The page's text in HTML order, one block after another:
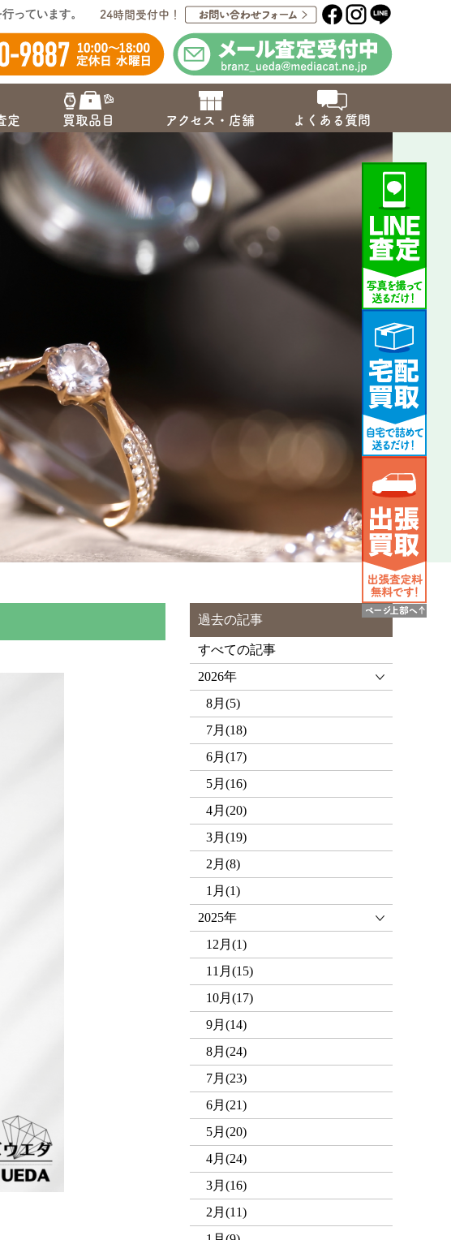
っています。 24時間受付中！
定 買取品目 アクセス・店舗 よくある質問
過去の記事
すべての記事
2026年
8月(5)
7月(18)
6月(17)
5月(16)
4月(20)
3月(19)
2月(8)
1月(1)
2025年
12月(1)
11月(15)
10月(17)
9月(14)
8月(24)
7月(23)
6月(21)
5月(20)
4月(24)
3月(16)
2月(11)